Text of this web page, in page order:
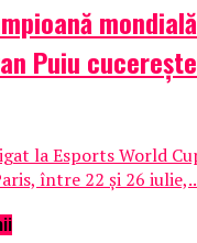
Puiu
la Esports World
între 22 și 26